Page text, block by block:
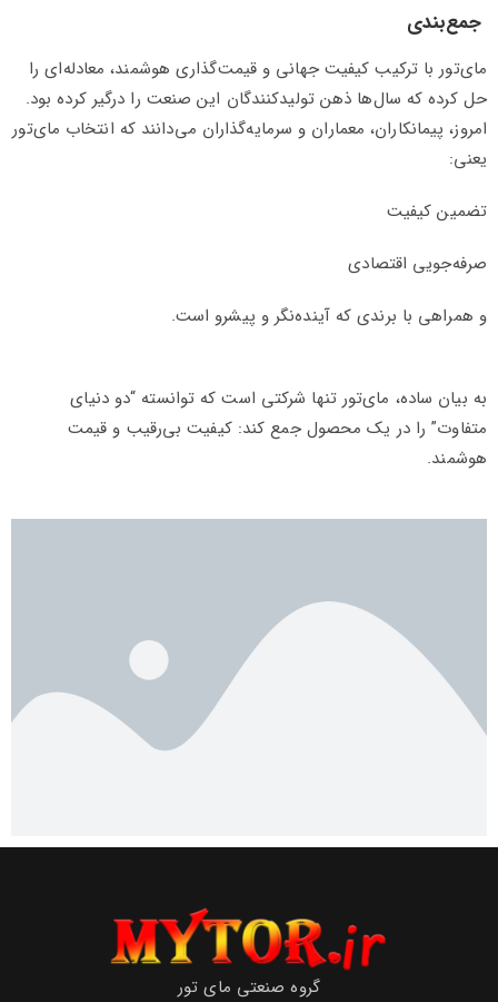
جمع‌بندی
مای‌تور با ترکیب کیفیت جهانی و قیمت‌گذاری هوشمند، معادله‌ای را
حل کرده که سال‌ها ذهن تولیدکنندگان این صنعت را درگیر کرده بود.
امروز، پیمانکاران، معماران و سرمایه‌گذاران می‌دانند که انتخاب مای‌تور
یعنی:
تضمین کیفیت
صرفه‌جویی اقتصادی
و همراهی با برندی که آینده‌نگر و پیشرو است.
به بیان ساده، مای‌تور تنها شرکتی است که توانسته “دو دنیای
متفاوت” را در یک محصول جمع کند: کیفیت بی‌رقیب و قیمت
هوشمند.
گروه صنعتی مای تور